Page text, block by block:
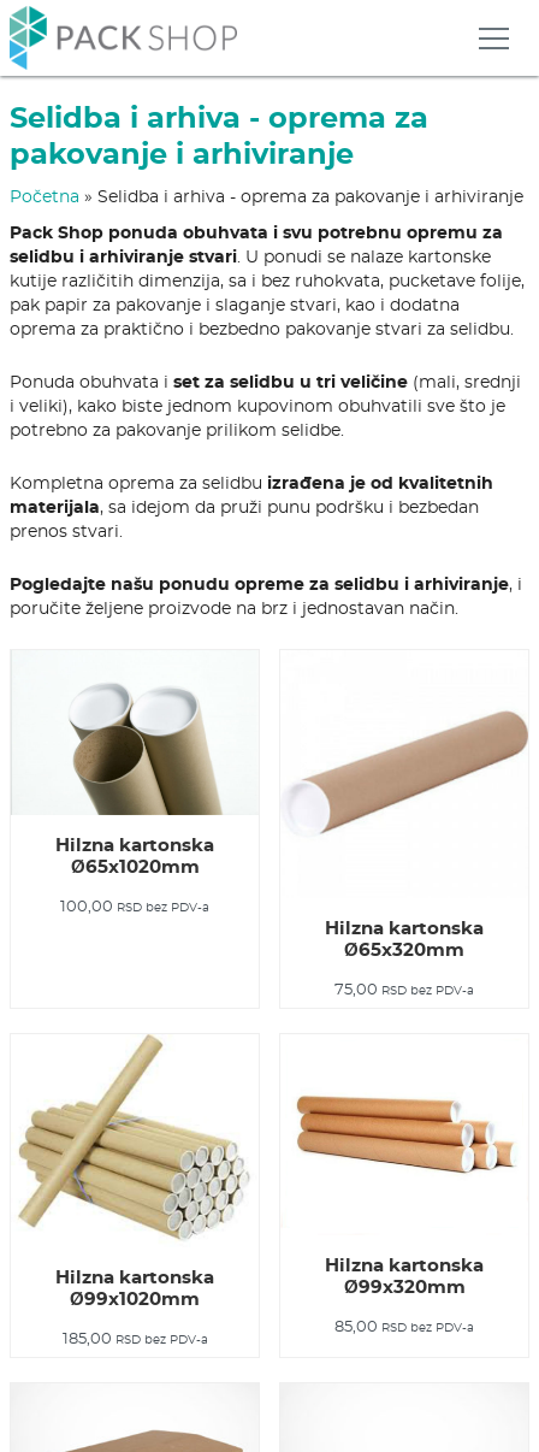
Selidba i arhiva - oprema za
pakovanje i arhiviranje
Početna » Selidba i arhiva - oprema za pakovanje i arhiviranje
Pack Shop ponuda obuhvata i svu potrebnu opremu za
selidbu i arhiviranje stvari. U ponudi se nalaze kartonske
kutije različitih dimenzija, sa i bez ruhokvata, pucketave folije,
pak papir za pakovanje i slaganje stvari, kao i dodatna
oprema za praktično i bezbedno pakovanje stvari za selidbu.
Ponuda obuhvata i set za selidbu u tri veličine (mali, srednji
i veliki), kako biste jednom kupovinom obuhvatili sve što je
potrebno za pakovanje prilikom selidbe.
Kompletna oprema za selidbu izrađena je od kvalitetnih
materijala, sa idejom da pruži punu podršku i bezbedan
prenos stvari.
Pogledajte našu ponudu opreme za selidbu i arhiviranje, i
poručite željene proizvode na brz i jednostavan način.
Hilzna kartonska
Ø65x1020mm
100,00 RSD bez PDV-a
Hilzna kartonska
Ø65x320mm
75,00 RSD bez PDV-a
Hilzna kartonska
Ø99x1020mm
185,00 RSD bez PDV-a
Hilzna kartonska
Ø99x320mm
85,00 RSD bez PDV-a